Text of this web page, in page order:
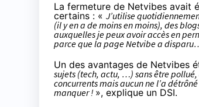
La fermeture de Netvibes avait
certains : « J’utilise
(il y en a de moins en moins), des
auxquelles je peux avoir accès en
parce que la page Netvibe a
Un des avantages de Netvibes
sujets (tech, actu, …) sans être
concurrents mais aucun ne l’a
manquer ! », explique un DSI.